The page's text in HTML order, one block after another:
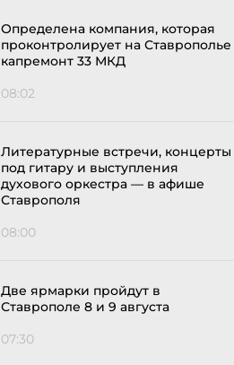
Определена компания, которая
проконтролирует на Ставрополье
капремонт 33 МКД
08:02
Литературные встречи, концерты
под гитару и выступления
духового оркестра — в афише
Ставрополя
08:00
Две ярмарки пройдут в
Ставрополе 8 и 9 августа
07:30